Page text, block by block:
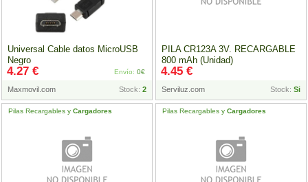
Universal Cable datos MicroUSB
Negro
Maxmovil.com Stock: 2
4.27 € Envío: 0€
PILA CR123A 3V. RECARGABLE
800 mAh (Unidad)
Serviluz.com Stock: Si
4.45 €
Pilas Recargables y Cargadores Pilas Recargables y Cargadores